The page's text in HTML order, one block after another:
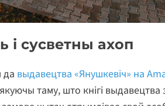
і сусветны ахоп
да выдавецтва «Янушкевіч» на
таму, што кнігі